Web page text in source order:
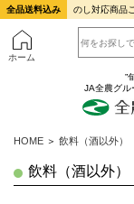
全品送料込み のし対応商品
ホーム
”
JA全農グル
HOME ＞ 飲料（酒以外）
飲料（酒以外）